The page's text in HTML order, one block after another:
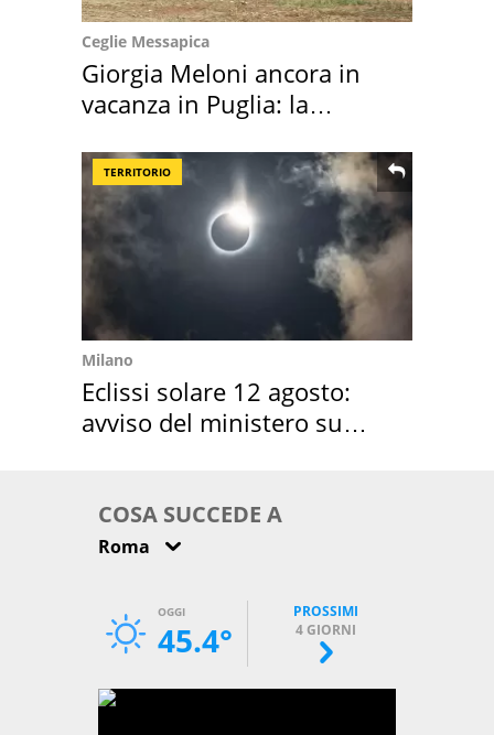
Ceglie Messapica
Giorgia Meloni ancora in
vacanza in Puglia: la
TERRITORIO
Milano
Eclissi solare 12 agosto:
avviso del ministero su